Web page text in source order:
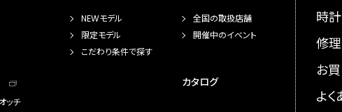
ッチ
NEWモデル
限定モデル
こだわり条件で探す
全国の取扱店舗
開催中のイベント
カタログ
時
修理
お
よ